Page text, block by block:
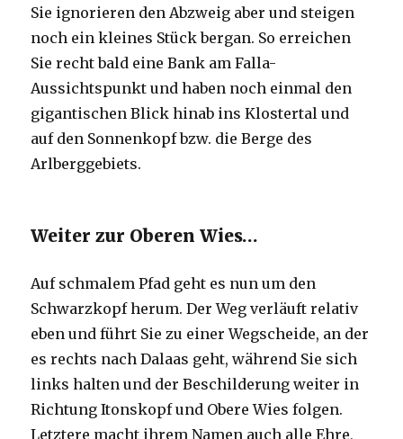
Sie ignorieren den Abzweig aber und steigen
noch ein kleines Stück bergan. So erreichen
Sie recht bald eine Bank am Falla-
Aussichtspunkt und haben noch einmal den
gigantischen Blick hinab ins Klostertal und
auf den Sonnenkopf bzw. die Berge des
Arlberggebiets.
Weiter zur Oberen Wies…
Auf schmalem Pfad geht es nun um den
Schwarzkopf herum. Der Weg verläuft relativ
eben und führt Sie zu einer Wegscheide, an der
es rechts nach Dalaas geht, während Sie sich
links halten und der Beschilderung weiter in
Richtung Itonskopf und Obere Wies folgen.
Letztere macht ihrem Namen auch alle Ehre,